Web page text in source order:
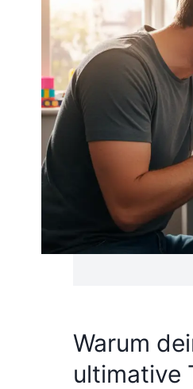
Warum
ultimative